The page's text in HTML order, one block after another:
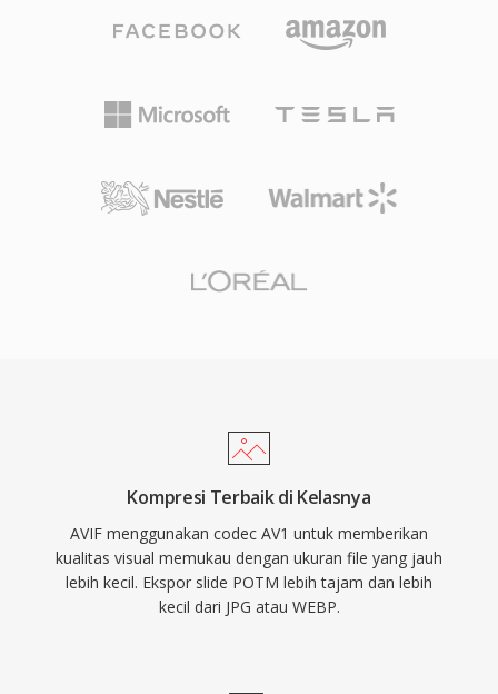
Kompresi Terbaik di Kelasnya
AVIF menggunakan codec AV1 untuk memberikan
kualitas visual memukau dengan ukuran file yang jauh
lebih kecil. Ekspor slide POTM lebih tajam dan lebih
kecil dari JPG atau WEBP.